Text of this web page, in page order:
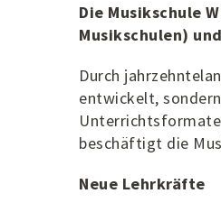
Die Musikschule
Musikschulen)
Durch
entwickelt,
Unterrichtsformate
beschäftigt die
Neue Lehrkräfte